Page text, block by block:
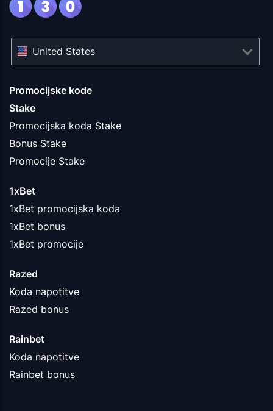
Promocijske kode
Stake
Promocijska koda Stake
Bonus Stake
Promocije Stake
1xBet
1xBet promocijska koda
1xBet bonus
1xBet promocije
Razed
Koda napotitve
Razed bonus
Rainbet
Koda napotitve
Rainbet bonus
United States